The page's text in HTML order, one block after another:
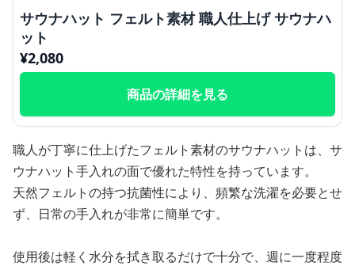
サウナハット フェルト素材 職人仕上げ サウナハ
ット
¥2,080
商品の詳細を見る
職人が丁寧に仕上げたフェルト素材のサウナハットは、サ
ウナハット手入れの面で優れた特性を持っています。
天然フェルトの持つ抗菌性により、頻繁な洗濯を必要とせ
ず、日常の手入れが非常に簡単です。
使用後は軽く水分を拭き取るだけで十分で、週に一度程度